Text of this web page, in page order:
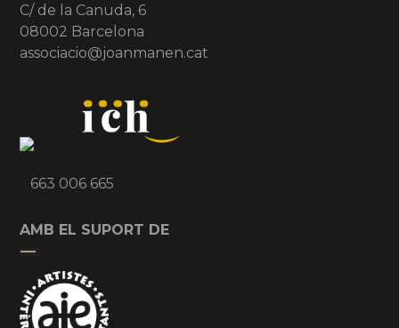
C/ de la Canuda, 6
08002 Barcelona
associacio@joanmanen.cat
663 006 665
AMB EL SUPORT DE